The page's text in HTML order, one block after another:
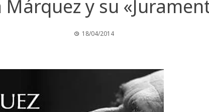
Márquez y su
18/04/2014